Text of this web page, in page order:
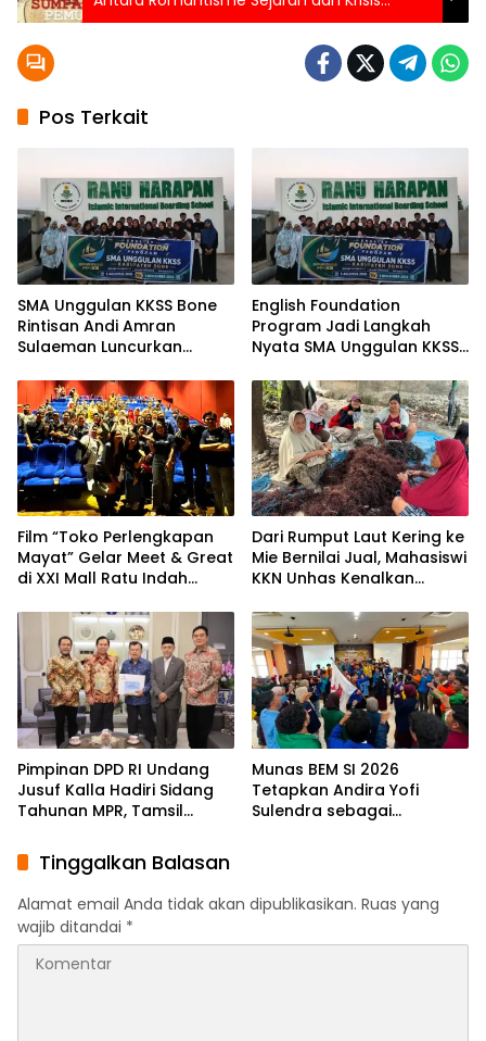
Identitas Generasi
Pos Terkait
SMA Unggulan KKSS Bone
Rintisan Andi Amran
Sulaeman Luncurkan
Program
English Foundation
Program Jadi Langkah
Nyata SMA Unggulan KKSS
Berdaya Saing Global
Film “Toko Perlengkapan
Mayat” Gelar Meet & Great
di XXI Mall Ratu Indah
Dari Rumput Laut Kering ke
Mie Bernilai Jual, Mahasiswi
KKN Unhas Kenalkan
kepada Petani Desa
Baruga
Pimpinan DPD RI Undang
Jusuf Kalla Hadiri Sidang
Tahunan MPR, Tamsil
Membangun Solidaritas
Kepemimpinan Bangsa
Munas BEM SI 2026
Tetapkan Andira Yofi
Sulendra sebagai
Tinggalkan Balasan
Alamat email Anda tidak akan dipublikasikan. Ruas yang
wajib ditandai *